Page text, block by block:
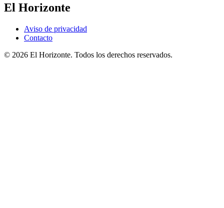
El Horizonte
Aviso de privacidad
Contacto
© 2026 El Horizonte. Todos los derechos reservados.